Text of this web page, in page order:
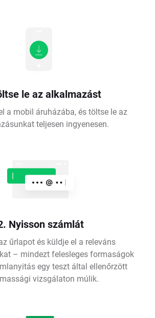
le az alkalmazást
a mobil áruházába, és töltse le az
teljesen ingyenesen.
Nyisson számlát
űrlapot és küldje el a releváns
– mindezt felesleges formaságok
egy teszt által ellenőrzött
vizsgálaton múlik.